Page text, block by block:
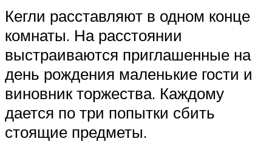
Кегли расставляют в одном конце
комнаты. На расстоянии
выстраиваются приглашенные на
день рождения маленькие гости и
виновник торжества. Каждому
дается по три попытки сбить
стоящие предметы.